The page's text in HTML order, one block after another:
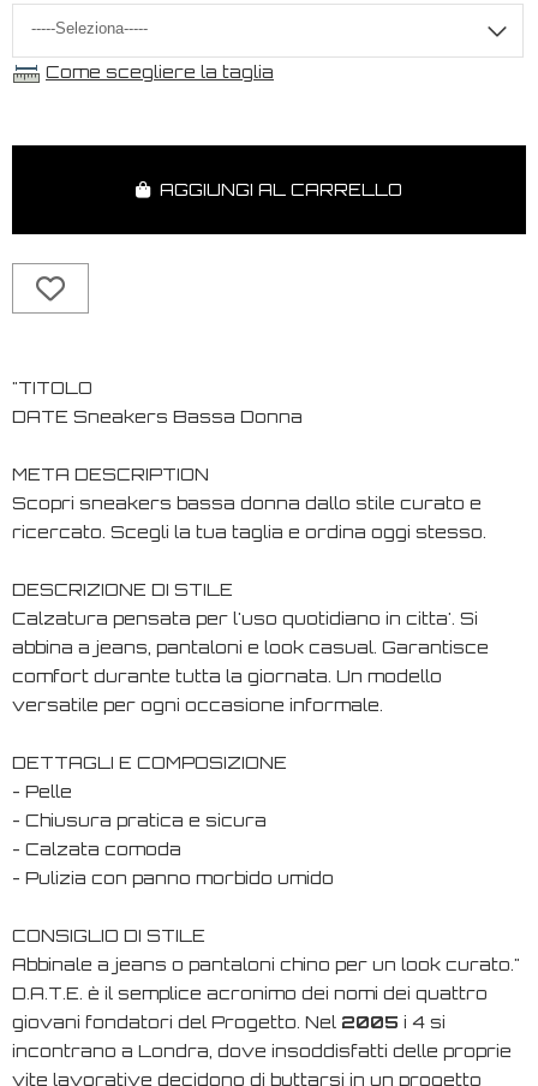
Come scegliere la taglia
AGGIUNGI AL CARRELLO
"TITOLO
DATE Sneakers Bassa Donna
META DESCRIPTION
Scopri sneakers bassa donna dallo stile curato e
ricercato. Scegli la tua taglia e ordina oggi stesso.
DESCRIZIONE DI STILE
Calzatura pensata per l'uso quotidiano in citta'. Si
abbina a jeans, pantaloni e look casual. Garantisce
comfort durante tutta la giornata. Un modello
versatile per ogni occasione informale.
DETTAGLI E COMPOSIZIONE
- Pelle
- Chiusura pratica e sicura
- Calzata comoda
- Pulizia con panno morbido umido
CONSIGLIO DI STILE
Abbinale a jeans o pantaloni chino per un look curato."
D.A.T.E. è il semplice acronimo dei nomi dei quattro
giovani fondatori del Progetto. Nel 2005 i 4 si
incontrano a Londra, dove insoddisfatti delle proprie
vite lavorative decidono di buttarsi in un progetto